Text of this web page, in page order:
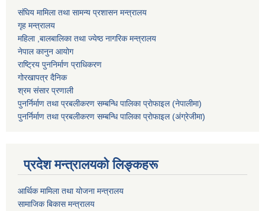
संघिय मामिला तथा सामन्य प्रशासन मन्त्रालय
गृह मन्त्रालय
महिला ,बालबालिका तथा ज्येष्ठ नागरिक मन्त्रालय
नेपाल कानुन आयोग
राष्ट्रिय पुननिर्माण प्राधिकरण
गोरखापत्र दैनिक
श्रम संसार प्रणाली
पुनर्निर्माण तथा प्रबलीकरण सम्बन्धि पालिका प्राेफाइल (नेपालीमा)
पुनर्निर्माण तथा प्रबलीकरण सम्बन्धि पालिका प्राेफाइल(अंग्रेजीमा)
प्रदेश मन्त्रालयको लिङ्कहरू
आर्थिक मामिला तथा योजना मन्त्रालय
सामाजिक बिकास मन्त्रालय